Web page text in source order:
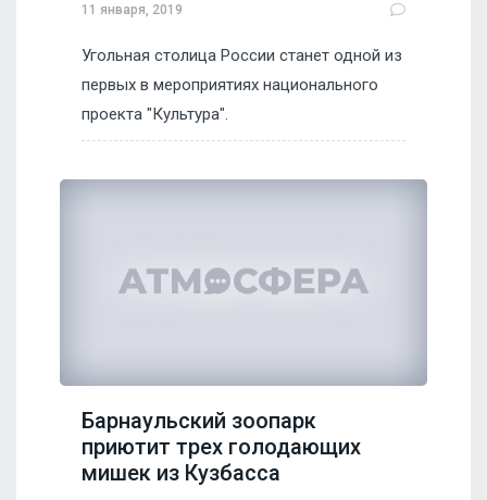
11 января, 2019
Угольная столица России станет одной из
первых в мероприятиях национального
проекта "Культура".
Барнаульский зоопарк
приютит трех голодающих
мишек из Кузбасса